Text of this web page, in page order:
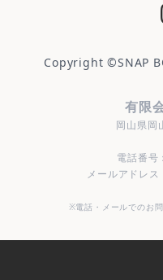
Copyright ©SNAP
有限
岡山県岡
電話番
メールアドレ
※電話・メールでのお